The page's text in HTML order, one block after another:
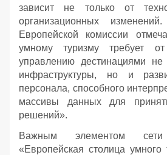
зависит не только от
организационных
Европейской комиссии
умному туризму требует
управлению дестинациями не
инфраструктуры, но и
персонала, способного
массивы данных для
решений».
Важным элементом
«Европейская столица умного